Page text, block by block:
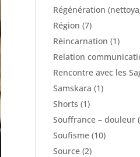
Régénération
Région (7)
Réincarnation (1)
Relation
Rencontre avec les
Samskara (1)
Shorts (1)
Souffrance – douleur
Soufisme (10)
Source (2)